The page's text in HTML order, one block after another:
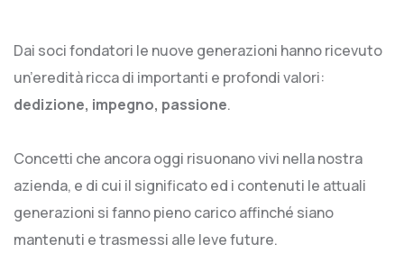
Dai soci fondatori le nuove generazioni hanno ricevuto
un’eredità ricca di importanti e profondi valori:
dedizione, impegno, passione.
Concetti che ancora oggi risuonano vivi nella nostra
azienda, e di cui il significato ed i contenuti le attuali
generazioni si fanno pieno carico affinché siano
mantenuti e trasmessi alle leve future.